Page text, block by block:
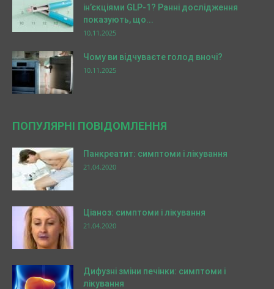
ін’єкціями GLP-1? Ранні дослідження
показують, що...
10.11.2025
Чому ви відчуваєте голод вночі?
10.11.2025
ПОПУЛЯРНІ ПОВІДОМЛЕННЯ
Панкреатит: симптоми і лікування
21.04.2020
Ціаноз: симптоми і лікування
21.04.2020
Дифузні зміни печінки: симптоми і
лікування